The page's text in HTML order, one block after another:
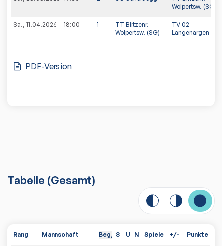
Wolpertsw. (SG)
Sa., 11.04.2026 18:00 1
TT Blitzenr.-
Wolpertsw. (SG)
TV 02
Langenargen
PDF-Version
Tabelle (Gesamt)
Rang Mannschaft Beg. S U N Spiele +/- Punkte